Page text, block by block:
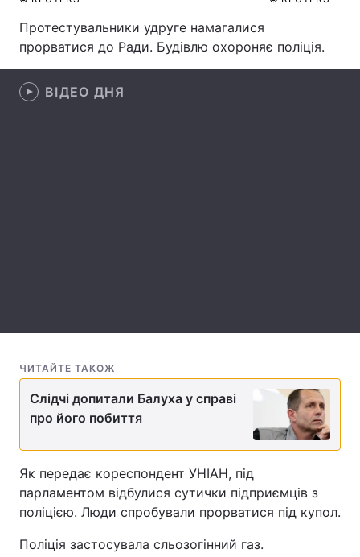
Екологія Регіони
Лонгріди
Протестувальники удруге намагалися
прорватися до Ради. Будівлю охороняє поліція.
ВІДЕО ДНЯ
ЧИТАЙТЕ ТАКОЖ
Слідчі допитали Балуха у справі
про його побиття
Як передає кореспондент УНІАН, під
парламентом відбулися сутички підприємців з
поліцією. Люди спробували прорватися під купол.
Поліція застосувала сльозогінний газ.